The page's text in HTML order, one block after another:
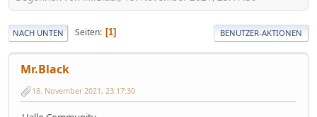
NACH UNTEN Seiten 1 BENUTZER-AKTIONEN
Mr.Black
18. November 2021, 23:17:30